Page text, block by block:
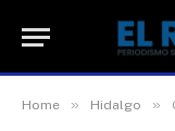
Home » Hidalgo »